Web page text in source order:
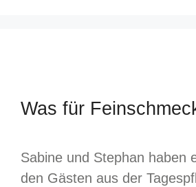
Was für
Sabine und Stephan haben
den Gästen aus der